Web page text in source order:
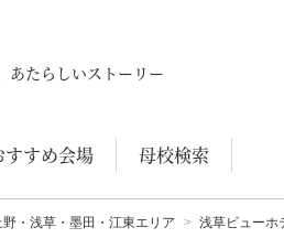
あたらしいストーリー
すすめ会場 母校検索
野・浅草・墨田・江東エリア 浅草ビューホ